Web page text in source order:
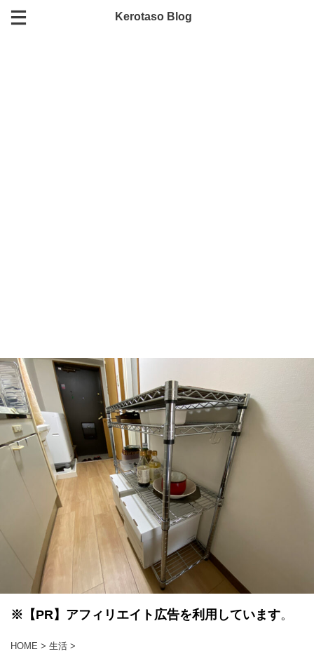
Kerotaso Blog
※ 【PR】 アフィリエイト広告を利用しています。
HOME > 生活 >